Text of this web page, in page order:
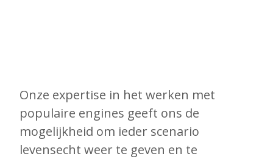
Onze expertise in het werken met
populaire engines geeft ons de
mogelijkheid om ieder scenario
levensecht weer te geven en te